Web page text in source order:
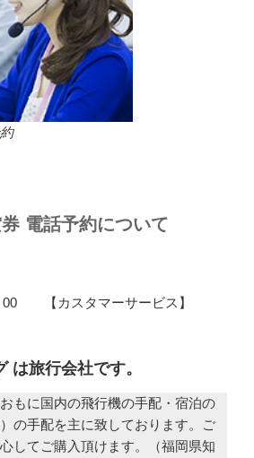
券 電話予約について
00 【カスタマーサービス】
は旅行会社です。
もに国内の飛行機の手配・宿泊の
の手配を主に致しております。ご
してご購入頂けます。（福岡県知